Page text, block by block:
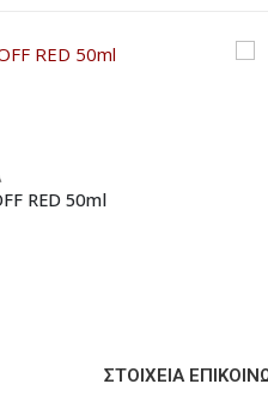
RED 50ml
ΣΤΟΙΧΕΊΑ